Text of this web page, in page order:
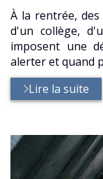
À la rentrée,
d'un collège,
imposent une
alerter et quand
Lire la suite